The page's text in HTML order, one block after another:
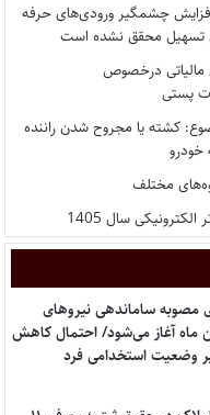
چشمگیر ورودی‌های حرفه
تسهیل محقق نشده است
مالیاتی درخصوص
پستی
کشته یا مجروح شدن راننده
مختلف
سال 1405
مصوبه ساماندهی نیروهای
ماه آغاز می‌شود/ احتمال کاهش
وضعیت استخدامی فرد